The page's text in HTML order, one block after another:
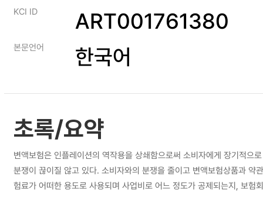
KCI ID ART001761380
본문언어 한국어
초록/요약
변액보험은 인플레이션의 역작용을 상쇄함으로써 소비자에게 장기적
분쟁이 끊이질 않고 있다. 소비자와의 분쟁을 줄이고 변액보험상품과
험료가 어떠한 용도로 사용되며 사업비로 어느 정도가 공제되는지, 보